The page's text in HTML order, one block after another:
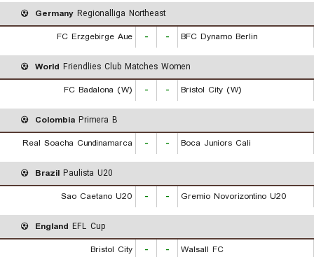
Germany Regionalliga Northeast
FC Erzgebirge Aue
- - BFC Dynamo Berlin
World Friendlies Club Matches Women
FC Badalona (W)
- - Bristol City (W)
Colombia Primera B
Real Soacha Cundinamarca
- - Boca Juniors Cali
Brazil Paulista U20
Sao Caetano U20
- - Gremio Novorizontino U20
England EFL Cup
Bristol City
- - Walsall FC